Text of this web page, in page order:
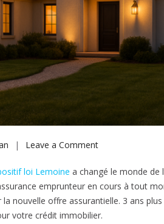
Leave a Comment
L
o
i
L
loi Lemoine a changé le monde de
emprunteur en cours à tout
la nouvelle offre assurantielle. 3 ans
votre crédit immobilier.